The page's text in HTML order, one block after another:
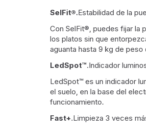
SelFit®.Estabilidad de la
Con SelFit®, puedes fijar la
los platos sin que
aguanta hasta 9 kg de
LedSpot™.Indicador
LedSpot™ es un indicador
el suelo, en la base del
funcionamiento.
Fast+.Limpieza 3 veces